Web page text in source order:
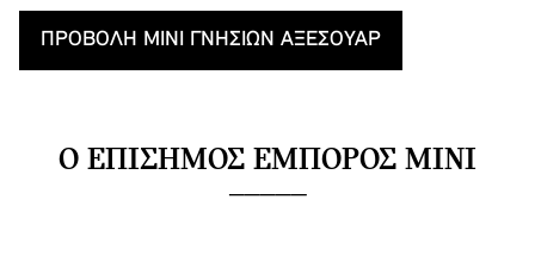
ΠΡΟΒΟΛΉ MINI ΓΝΉΣΙΩΝ ΑΞΕΣΟΥΆΡ
Ο ΕΠΊΣΗΜΟΣ ΈΜΠΟΡΟΣ MINI